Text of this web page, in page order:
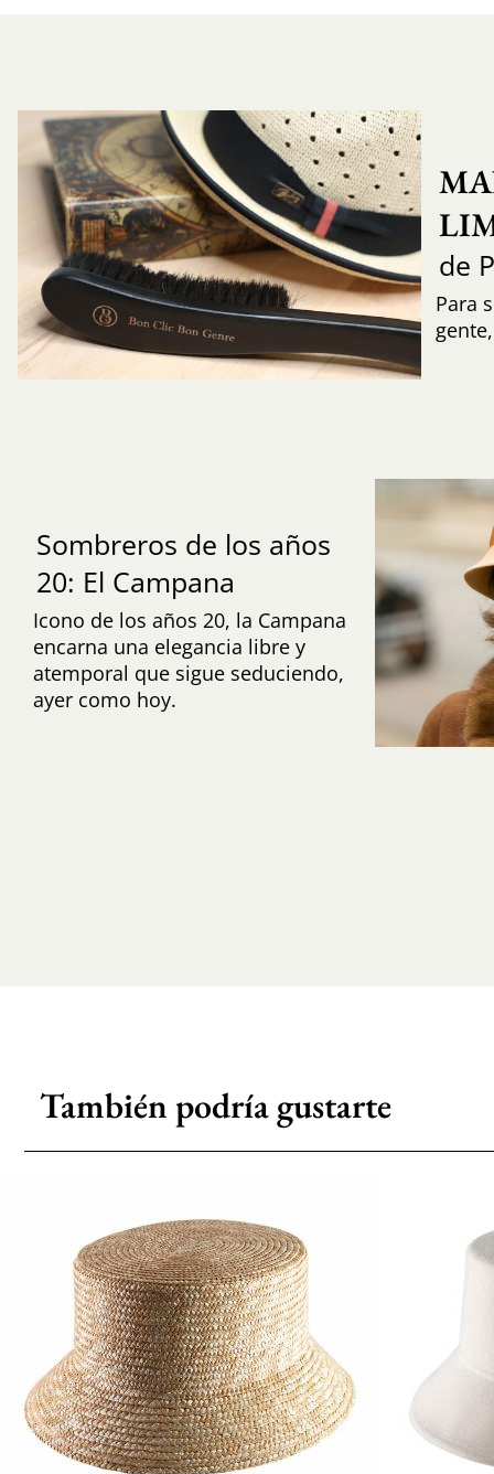
de
Para
Sombreros de los años
20: El Campana
Icono de los años 20, la Campana
encarna una elegancia libre y
atemporal que sigue seduciendo,
ayer como hoy.
También podría gustarte